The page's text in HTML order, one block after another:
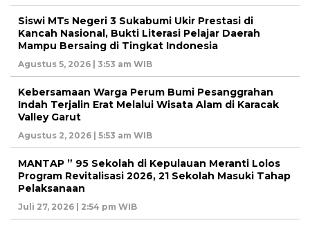
Siswi MTs Negeri 3 Sukabumi Ukir Prestasi di
Kancah Nasional, Bukti Literasi Pelajar Daerah
Mampu Bersaing di Tingkat Indonesia
Agustus 5, 2026 | 3:53 am WIB
Kebersamaan Warga Perum Bumi Pesanggrahan
Indah Terjalin Erat Melalui Wisata Alam di Karacak
Valley Garut
Agustus 2, 2026 | 5:53 am WIB
MANTAP ” 95 Sekolah di Kepulauan Meranti Lolos
Program Revitalisasi 2026, 21 Sekolah Masuki Tahap
Pelaksanaan
Juli 27, 2026 | 2:54 pm WIB